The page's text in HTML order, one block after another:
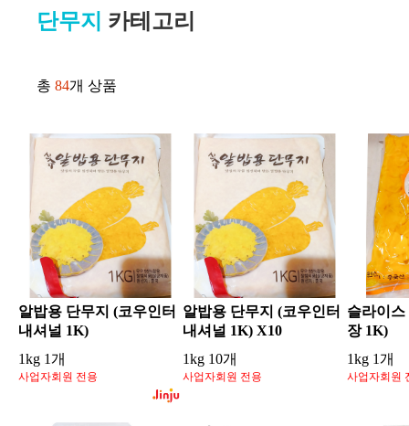
단무지 카테고리
총 84개 상품
알밥용 단무지 (코우인터
내셔널 1K)
1kg 1개
사업자회원 전용
알밥용 단무지 (코우인터
내셔널 1K) X10
1kg 10개
사업자회원 전용
슬라이
장 1K)
1kg 1개
사업자회원